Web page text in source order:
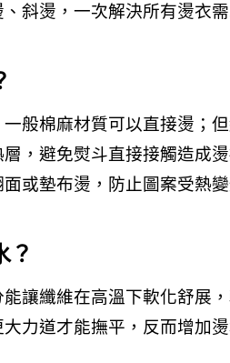
斜燙，一次解決所有燙衣需
般棉麻材質可以直接燙；
，避免熨斗直接接觸造成
或墊布燙，防止圖案受熱變
？
讓纖維在高溫下軟化舒展
力道才能撫平，反而增加燙